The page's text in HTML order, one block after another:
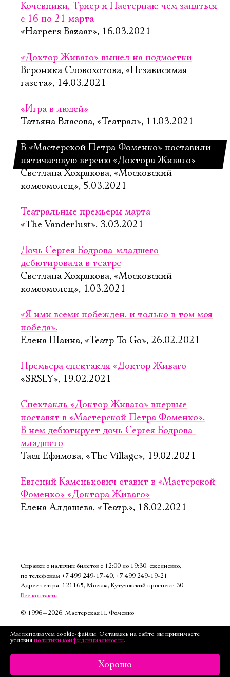
Кочевники, Триер и Пастернак: чем заняться
с 16 по 21 марта
«Harpers Bazaar», 16.03.2021
«Доктор Живаго» вышел на подмостки
Вероника Словохотова, «Независимая
газета», 14.03.2021
«Игра в людей»
Татьяна Власова, «Театрал», 11.03.2021
В «Мастерской Петра Фоменко» поставили
пятичасовую версию «Доктора Живаго»
Светлана Хохрякова, «Московский
комсомолец», 5.03.2021
Театральные премьеры марта
«The Vanderlust», 3.03.2021
Дочь Сергея Бодрова-младшего
дебютировала в театре
Светлана Хохрякова, «Московский
комсомолец», 1.03.2021
«Я ими всеми побежден, и только в том моя
победа».
Елена Шаина, «Театр To Go», 26.02.2021
Премьера спектакля «Доктор Живаго
«SRSLY», 19.02.2021
Спектакль «Доктор Живаго» впервые
поставят в «Мастерской Петра Фоменко».
В нем дебютирует дочь Сергея Бодрова-
младшего
Тася Ефимова, «The Village», 19.02.2021
Евгений Каменькович ставит в «Мастерской
Фоменко» «Доктора Живаго»
Елена Алдашева, «Театр.», 18.02.2021
Справки о наличии билетов с 12:00 до 19:30, ежедневно,
по телефонам +7 499 249‑17‑40, +7 499 249‑19‑21
Адрес театра: 121165, Москва, Кутузовский проспект, 30
Все контакты
© 1996—2026, Мастерская П. Фоменко
Подписаться
Мы используем cookie-файлы. Оставаясь на сайте, вы принимаете
условия политики конфиденциальности.
Хорошо